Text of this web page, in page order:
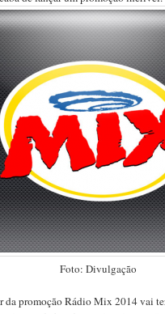
Foto: Divulgação
da promoção Rádio Mix 2014 vai